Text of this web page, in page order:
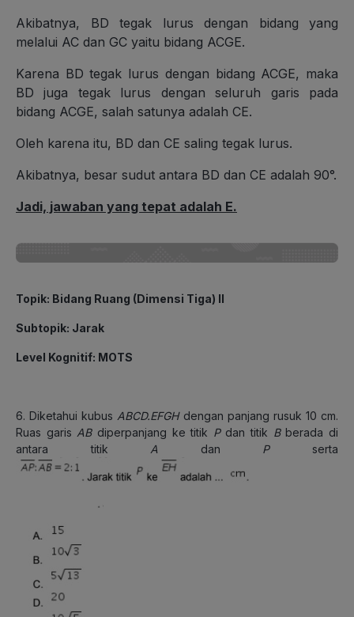
Akibatnya, BD tegak lurus dengan bidang yang
melalui AC dan GC yaitu bidang ACGE.
Karena BD tegak lurus dengan bidang ACGE, maka
BD juga tegak lurus dengan seluruh garis pada
bidang ACGE, salah satunya adalah CE.
Oleh karena itu, BD dan CE saling tegak lurus.
Akibatnya, besar sudut antara BD dan CE adalah 90°.
Jadi, jawaban yang tepat adalah E.
Topik: Bidang Ruang (Dimensi Tiga) II
Subtopik: Jarak
Level Kognitif: MOTS
6. Diketahui kubus ABCD.EFGH dengan panjang rusuk 10 cm.
Ruas garis AB diperpanjang ke titik P dan titik B berada di
antara titik A dan P serta